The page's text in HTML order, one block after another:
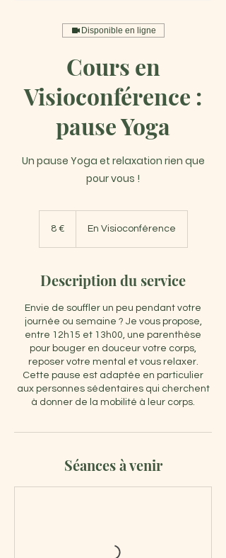
Disponible en ligne
Cours en
Visioconférence :
pause Yoga
Un pause Yoga et relaxation rien que
pour vous !
8 € En Visioconférence
Description du service
Envie de souffler un peu pendant votre
journée ou semaine ? Je vous propose,
entre 12h15 et 13h00, une parenthèse
pour bouger en douceur votre corps,
reposer votre mental et vous relaxer.
Cette pause est adaptée en particulier
aux personnes sédentaires qui cherchent
à donner de la mobilité à leur corps.
Séances à venir